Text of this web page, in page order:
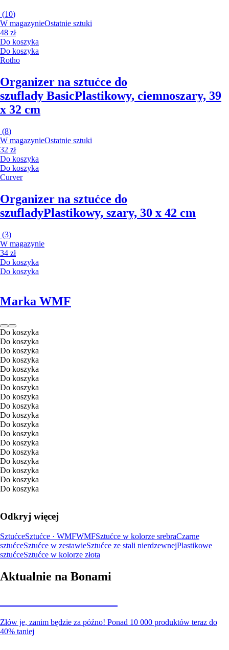
(10)
W magazynieOstatnie sztuki
48 zł
Do koszyka
Do koszyka
Rotho
Organizer na sztućce do
szuflady BasicPlastikowy, ciemnoszary, 39
x 32 cm
(8)
W magazynieOstatnie sztuki
32 zł
Do koszyka
Do koszyka
Curver
Organizer na sztućce do
szufladyPlastikowy, szary, 30 x 42 cm
(3)
W magazynie
34 zł
Do koszyka
Do koszyka
Marka WMF
Do koszyka
Do koszyka
Do koszyka
Do koszyka
Do koszyka
Do koszyka
Do koszyka
Do koszyka
Do koszyka
Do koszyka
Do koszyka
Do koszyka
Do koszyka
Do koszyka
Do koszyka
Do koszyka
Do koszyka
Do koszyka
Odkryj więcej
SztućceSztućce · WMFWMFSztućce w kolorze srebraCzarne
sztućceSztućce w zestawieSztućce ze stali nierdzewnejPlastikowe
sztućceSztućce w kolorze złota
Aktualnie na Bonami
Złów je, zanim będzie za późno! Ponad 10 000 produktów teraz do
40% taniej